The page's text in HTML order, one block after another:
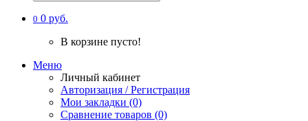
0 0 руб.
В корзине пусто!
Меню
Личный кабинет
Авторизация / Регистрация
Мои закладки (0)
Сравнение товаров (0)